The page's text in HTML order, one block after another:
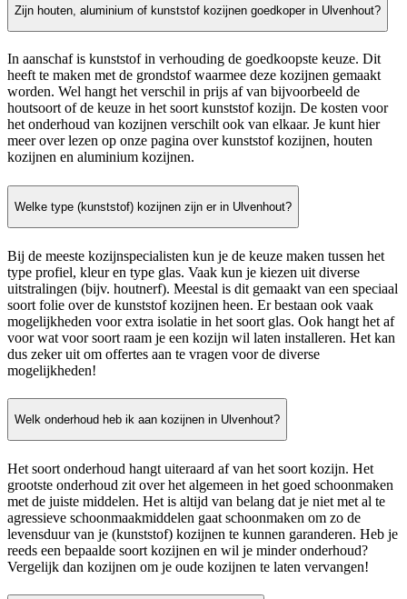
Zijn houten, aluminium of kunststof kozijnen goedkoper in Ulvenhout?
In aanschaf is kunststof in verhouding de goedkoopste keuze. Dit
heeft te maken met de grondstof waarmee deze kozijnen gemaakt
worden. Wel hangt het verschil in prijs af van bijvoorbeeld de
houtsoort of de keuze in het soort kunststof kozijn. De kosten voor
het onderhoud van kozijnen verschilt ook van elkaar. Je kunt hier
meer over lezen op onze pagina over kunststof kozijnen, houten
kozijnen en aluminium kozijnen.
Welke type (kunststof) kozijnen zijn er in Ulvenhout?
Bij de meeste kozijnspecialisten kun je de keuze maken tussen het
type profiel, kleur en type glas. Vaak kun je kiezen uit diverse
uitstralingen (bijv. houtnerf). Meestal is dit gemaakt van een speciaal
soort folie over de kunststof kozijnen heen. Er bestaan ook vaak
mogelijkheden voor extra isolatie in het soort glas. Ook hangt het af
voor wat voor soort raam je een kozijn wil laten installeren. Het kan
dus zeker uit om offertes aan te vragen voor de diverse
mogelijkheden!
Welk onderhoud heb ik aan kozijnen in Ulvenhout?
Het soort onderhoud hangt uiteraard af van het soort kozijn. Het
grootste onderhoud zit over het algemeen in het goed schoonmaken
met de juiste middelen. Het is altijd van belang dat je niet met al te
agressieve schoonmaakmiddelen gaat schoonmaken om zo de
levensduur van je (kunststof) kozijnen te kunnen garanderen. Heb je
reeds een bepaalde soort kozijnen en wil je minder onderhoud?
Vergelijk dan kozijnen om je oude kozijnen te laten vervangen!